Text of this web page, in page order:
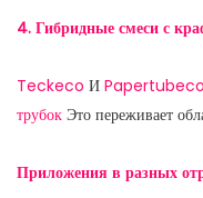
4. Гибридные смеси с
Teckeco И Papertubeco
трубок Это переживает
Приложения в разных